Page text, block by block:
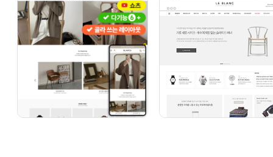
보다 정확한 상담을 위해 문의/상담은 홈페이지
게시판 혹은 카카오톡을 통해 진행됩니다.
카카오톡 1:1 채팅
디자인 구매 절차